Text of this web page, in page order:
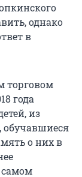
однако
в
торговом
года
из
обучавшиеся
о них в
самом